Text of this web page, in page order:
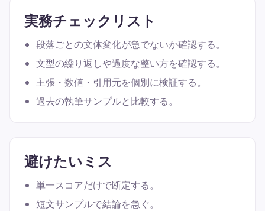
実務チェックリスト
段落ごとの文体変化が急でないか確認する。
文型の繰り返しや過度な整い方を確認する。
主張・数値・引用元を個別に検証する。
過去の執筆サンプルと比較する。
避けたいミス
単一スコアだけで断定する。
短文サンプルで結論を急ぐ。